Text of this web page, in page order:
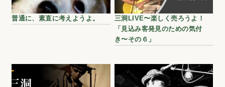
普通に、素直に考えようよ。
三洞LIVE〜楽しく売ろうよ！
「見込み客発見のための気付
き〜その６」